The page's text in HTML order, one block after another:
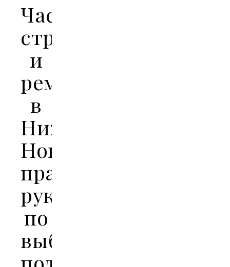
Частное
строительство
и
ремонт
в
Нижнем
Новгороде:
практическое
руководство
по
выбору